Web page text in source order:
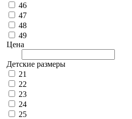
46
47
48
49
Цена
Детские размеры
21
22
23
24
25